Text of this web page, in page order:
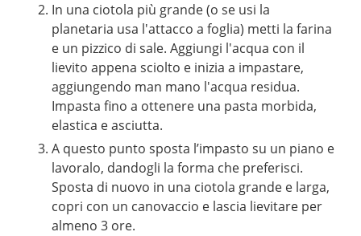
In una ciotola più grande (o se usi la
planetaria usa l'attacco a foglia) metti la farina
e un pizzico di sale. Aggiungi l'acqua con il
lievito appena sciolto e inizia a impastare,
aggiungendo man mano l'acqua residua.
Impasta fino a ottenere una pasta morbida,
elastica e asciutta.
A questo punto sposta l’impasto su un piano e
lavoralo, dandogli la forma che preferisci.
Sposta di nuovo in una ciotola grande e larga,
copri con un canovaccio e lascia lievitare per
almeno 3 ore.